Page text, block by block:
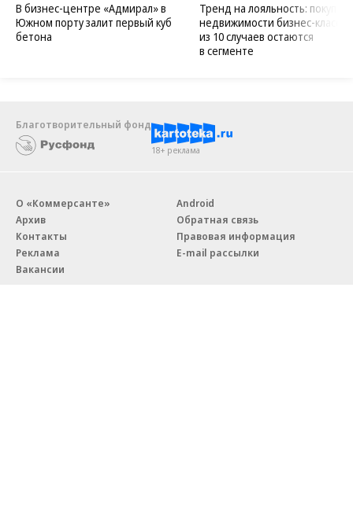
В бизнес-центре «Адмирал» в
Южном порту залит первый куб
бетона
Тренд на лояльность:
недвижимости бизнес-класса
из 10 случаев остаются
в сегменте
Благотворительный фонд
18+ реклама
О «Коммерсанте»
Архив
Контакты
Реклама
Вакансии
Android
Обратная связь
Правовая информация
E-mail рассылки